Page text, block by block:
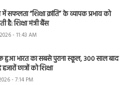
में सफलता “शिक्षा क्रांति” के व्यापक प्रभाव को
है: शिक्षा मंत्री बैंस
- 11:43 AM
हुआ भारत का सबसे पुराना स्कूल, 300 साल बाद
छात्रों को शिक्षा
- 7:14 PM